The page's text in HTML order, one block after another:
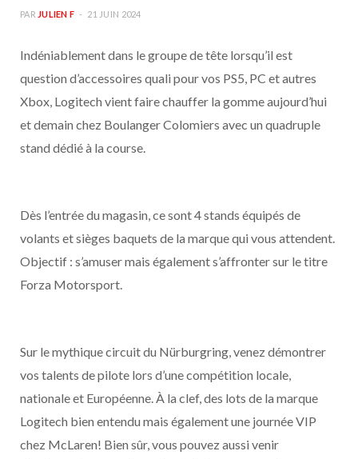
PAR JULIEN F 21 JUIN 2024
Indéniablement dans le groupe de tête lorsqu’il est
question d’accessoires quali pour vos PS5, PC et autres
Xbox, Logitech vient faire chauffer la gomme aujourd’hui
et demain chez Boulanger Colomiers avec un quadruple
stand dédié à la course.
Dès l’entrée du magasin, ce sont 4 stands équipés de
volants et sièges baquets de la marque qui vous attendent.
Objectif : s’amuser mais également s’affronter sur le titre
Forza Motorsport.
Sur le mythique circuit du Nürburgring, venez démontrer
vos talents de pilote lors d’une compétition locale,
nationale et Européenne. À la clef, des lots de la marque
Logitech bien entendu mais également une journée VIP
chez McLaren! Bien sûr, vous pouvez aussi venir